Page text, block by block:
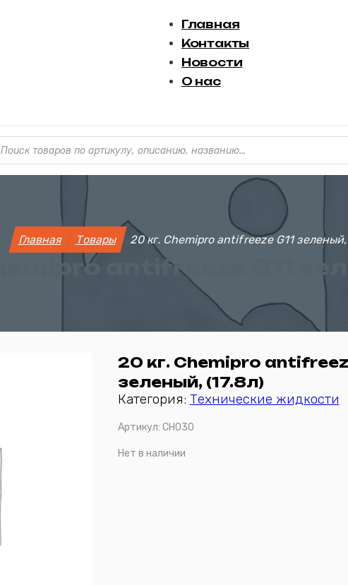
Главная
Контакты
Новости
О нас
товаров
Главная Товары 20 кг. Chemipro antifreeze G11
antifreeze G11
20 кг. Chemipro
зеленый, (17.8л)
Категория: Технические жидкости
Артикул: CH030
Нет в наличии